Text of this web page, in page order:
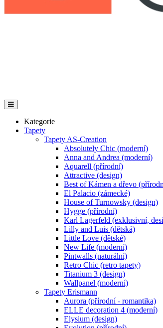
Kategorie
Tapety
Tapety AS-Creation
Absolutely Chic (moderní)
Anna and Andrea (moderní)
Aquarell (přírodní)
Attractive (design)
Best of Kámen a dřevo
El Palacio (zámecké)
House of Turnowsky (design)
Hygge (přírodní)
Karl Lagerfeld (exklusivní,
Lilly and Luis (dětská)
Little Love (dětské)
New Life (moderní)
Pintwalls (naturální)
Retro Chic (retro tapety)
Titanium 3 (design)
Wallpanel (moderní)
Tapety Erismann
Aurora (přírodní - romantika)
ELLE decoration 4 (moderní)
Elysium (design)